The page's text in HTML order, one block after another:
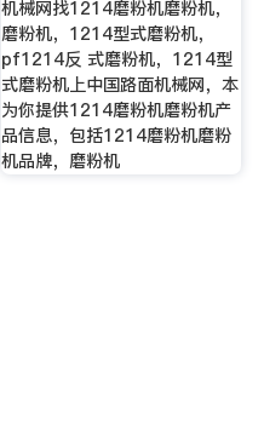
机械网找1214磨粉机磨粉机，
磨粉机，1214型式磨粉机，
pf1214反 式磨粉机，1214型
式磨粉机上中国路面机械网，本
为你提供1214磨粉机磨粉机产
品信息，包括1214磨粉机磨粉
机品牌，磨粉机